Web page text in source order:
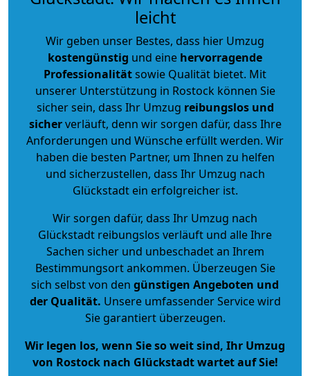
leicht
Wir geben unser Bestes, dass hier Umzug
kostengünstig und eine hervorragende
Professionalitätsowie Qualität bietet. Mit
unserer Unterstützung in Rostock können Sie
sicher sein, dass Ihr Umzug reibungslos und
sicherverläuft, denn wir sorgen dafür, dass Ihre
Anforderungen und Wünsche erfüllt werden. Wir
haben die besten Partner, um Ihnen zu helfen
und sicherzustellen, dass Ihr Umzug nach
Glückstadt ein erfolgreicher ist.
Wir sorgen dafür, dass Ihr Umzug nach
Glückstadt reibungslos verläuft und alle Ihre
Sachen sicher und unbeschadet an Ihrem
Bestimmungsort ankommen. Überzeugen Sie
sich selbst von den günstigen Angeboten und
der Qualität. Unsere umfassender Service wird
Sie garantiert überzeugen.
Wir legen los, wenn Sie so weit sind, Ihr Umzug
von Rostock nach Glückstadt wartet auf Sie!